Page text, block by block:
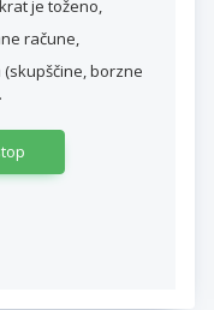
je toženo,
račune,
borzne